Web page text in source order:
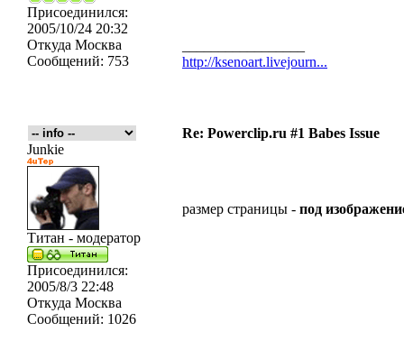
Присоединился:
2005/10/24 20:32
Откуда Москва
Сообщений: 753
http://ksenoart.livejourn...
Re: Powerclip.ru #1 Babes Issue
Junkie
Титан - модератор
Присоединился:
2005/8/3 22:48
Откуда Москва
Сообщений: 1026
размер страницы - под